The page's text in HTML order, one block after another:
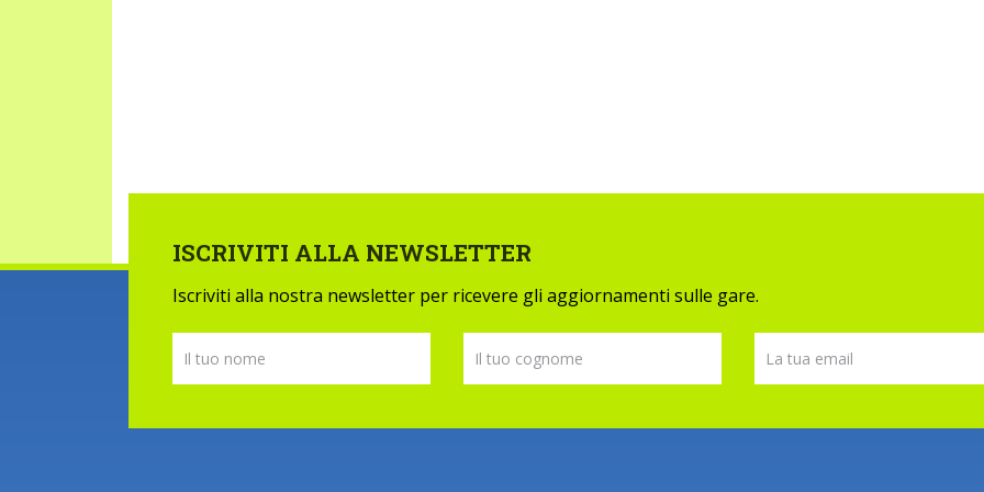
ISCRIVITI ALLA NEWSLETTER
Iscriviti alla nostra newsletter per ricevere gli aggiornamenti sulle gare.